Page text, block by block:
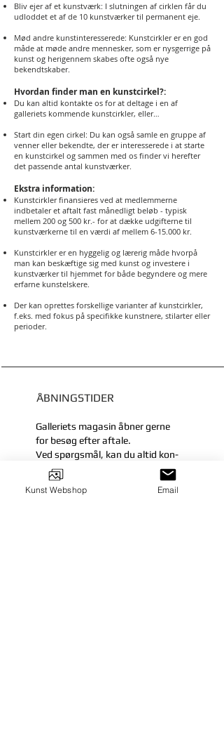
Bliv ejer af et kunstværk: I slutningen af ​​cirklen får du
udloddet et af de 10 kunstværker til permanent eje.
Mød andre kunstinteresserede: Kunstcirkler er en god
måde at møde andre mennesker, som er nysgerrige på
kunst og herigennem skabes ofte også nye
bekendtskaber.
Hvordan finder man en kunstcirkel?:
Du kan altid kontakte os for at deltage i en af
galleriets kommende kunstcirkler, eller…
Start din egen cirkel: Du kan også samle en gruppe af
venner eller bekendte, der er interesserede i at starte
en kunstcirkel og sammen med os finder vi herefter
det passende antal kunstværker.
Ekstra information:
Kunstcirkler finansieres ved at medlemmerne
indbetaler et aftalt fast månedligt beløb - typisk
mellem 200 og 500 kr.- for at dække udgifterne til
kunstværkerne til en værdi af mellem 6-15.000 kr.
Kunstcirkler er en hyggelig og lærerig måde hvorpå
man kan beskæftige sig med kunst og investere i
kunstværker til hjemmet for både begyndere og mere
erfarne kunstelskere.
Der kan oprettes forskellige varianter af kunstcirkler,
f.eks. med fokus på specifikke kunstnere, stilarter eller
perioder.
ÅBNINGSTIDER
Galleriets magasin åbner gerne
for besøg efter aftale.
Ved spørgsmål, kan du altid kon-
takteos på
mail@gallerinexus.dk
ellerpå telefon +45 23 27 25 12
Kunst Webshop Email